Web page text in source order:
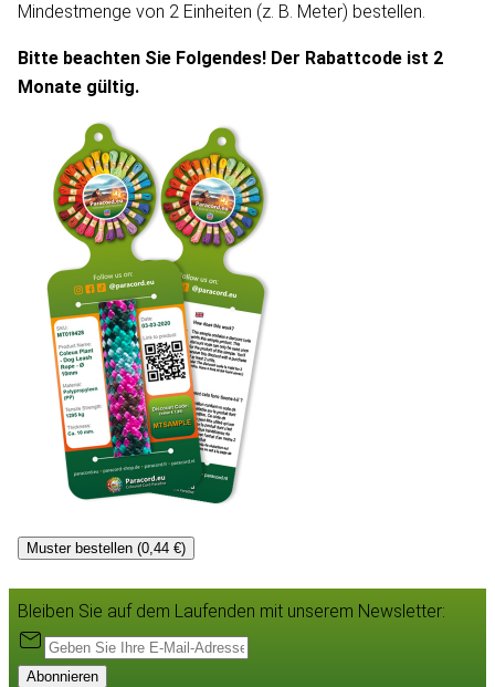
Mindestmenge von 2 Einheiten (z. B. Meter) bestellen.
Bitte beachten Sie Folgendes! Der Rabattcode ist 2
Monate gültig.
Muster bestellen (0,44 €)
Bleiben Sie auf dem Laufenden mit unserem Newsletter:
Abonnieren